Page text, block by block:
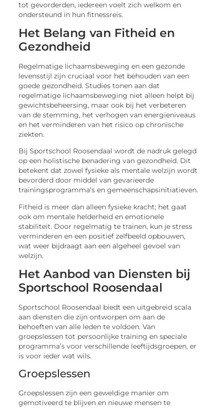
tot gevorderden, iedereen voelt zich welkom en
ondersteund in hun fitnessreis.
Het Belang van Fitheid en
Gezondheid
Regelmatige lichaamsbeweging en een gezonde
levensstijl zijn cruciaal voor het behouden van een
goede gezondheid. Studies tonen aan dat
regelmatige lichaamsbeweging niet alleen helpt bij
gewichtsbeheersing, maar ook bij het verbeteren
van de stemming, het verhogen van energieniveaus
en het verminderen van het risico op chronische
ziekten.
Bij Sportschool Roosendaal wordt de nadruk gelegd
op een holistische benadering van gezondheid. Dit
betekent dat zowel fysieke als mentale welzijn wordt
bevorderd door middel van gevarieerde
trainingsprogramma’s en gemeenschapsinitiatieven.
Fitheid is meer dan alleen fysieke kracht; het gaat
ook om mentale helderheid en emotionele
stabiliteit. Door regelmatig te trainen, kun je stress
verminderen en een positief zelfbeeld opbouwen,
wat weer bijdraagt aan een algeheel gevoel van
welzijn.
Het Aanbod van Diensten bij
Sportschool Roosendaal
Sportschool Roosendaal biedt een uitgebreid scala
aan diensten die zijn ontworpen om aan de
behoeften van alle leden te voldoen. Van
groepslessen tot persoonlijke training en speciale
programma’s voor verschillende leeftijdsgroepen, er
is voor ieder wat wils.
Groepslessen
Groepslessen zijn een geweldige manier om
gemotiveerd te blijven en nieuwe mensen te